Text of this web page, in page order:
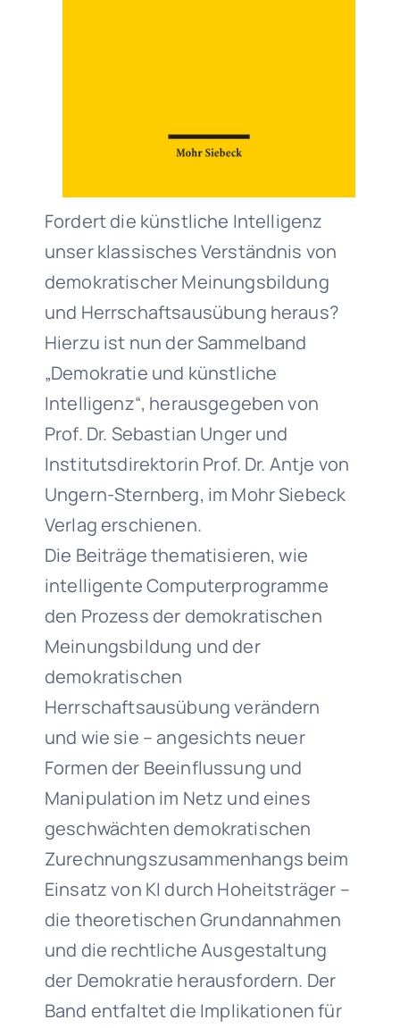
Fordert die künstliche Intelligenz
unser klassisches Verständnis von
demokratischer Meinungsbildung
und Herrschaftsausübung heraus?
Hierzu ist nun der Sammelband
„Demokratie und künstliche
Intelligenz“, herausgegeben von
Prof. Dr. Sebastian Unger und
Institutsdirektorin Prof. Dr. Antje von
Ungern-Sternberg, im Mohr Siebeck
Verlag erschienen.
Die Beiträge thematisieren, wie
intelligente Computerprogramme
den Prozess der demokratischen
Meinungsbildung und der
demokratischen
Herrschaftsausübung verändern
und wie sie – angesichts neuer
Formen der Beeinflussung und
Manipulation im Netz und eines
geschwächten demokratischen
Zurechnungszusammenhangs beim
Einsatz von KI durch Hoheitsträger –
die theoretischen Grundannahmen
und die rechtliche Ausgestaltung
der Demokratie herausfordern. Der
Band entfaltet die Implikationen für